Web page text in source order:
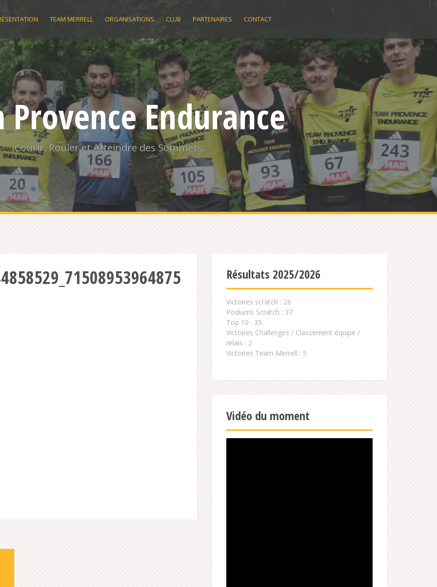
TEAM MERRELL ORGANISATIONS CLUB PARTENAIRES CONTACT
Provence Endurance
Courir, Rouler et Atteindre des Sommets.
Résultats 2025/2026
Victoires scratch : 26
Podiums Scratch : 37
Top 10 : 35
Victoires Challenges / Classement équipe /
relais : 2
Victoires Team Merrell : 5
Vidéo du moment